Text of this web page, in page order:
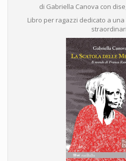
di Gabriella Canova con
Libro per ragazzi dedicato a